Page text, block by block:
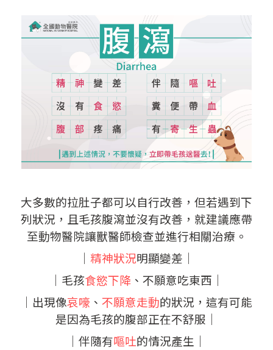
大多數的拉肚子都可以自行改善，但若遇到下
列狀況，且毛孩腹瀉並沒有改善，就建議應帶
至動物醫院讓獸醫師檢查並進行相關治療。
│ 精神狀況明顯變差│
│毛孩食慾下降、不願意吃東西│
│出現像哀嚎 、 不願意走動的狀況，這有可能
是因為毛孩的腹部正在不舒服 │
│伴隨有嘔吐的情況產生│